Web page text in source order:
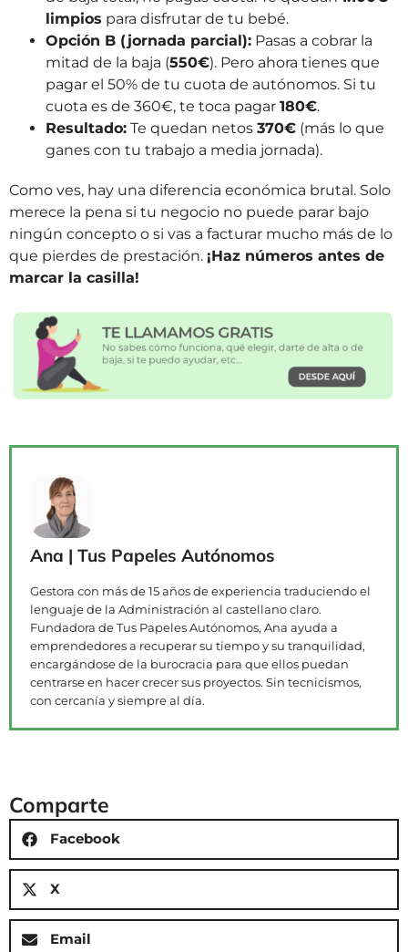
limpios para disfrutar de tu bebé.
Opción B (jornada parcial): Pasas a cobrar la
mitad de la baja (550€). Pero ahora tienes que
pagar el 50% de tu cuota de autónomos. Si tu
cuota es de 360€, te toca pagar 180€.
Resultado: Te quedan netos 370€ (más lo que
ganes con tu trabajo a media jornada).
Como ves, hay una diferencia económica brutal. Solo
merece la pena si tu negocio no puede parar bajo
ningún concepto o si vas a facturar mucho más de lo
que pierdes de prestación. ¡Haz números antes de
marcar la casilla!
Ana | Tus Papeles Autónomos
Gestora con más de 15 años de experiencia traduciendo el
lenguaje de la Administración al castellano claro.
Fundadora de Tus Papeles Autónomos, Ana ayuda a
emprendedores a recuperar su tiempo y su tranquilidad,
encargándose de la burocracia para que ellos puedan
centrarse en hacer crecer sus proyectos. Sin tecnicismos,
con cercanía y siempre al día.
Comparte
Facebook
X
Email